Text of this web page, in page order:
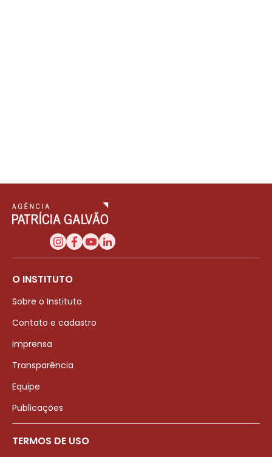
O INSTITUTO
Sobre o Instituto
Contato e cadastro
Imprensa
Transparência
Equipe
Publicações
TERMOS DE USO